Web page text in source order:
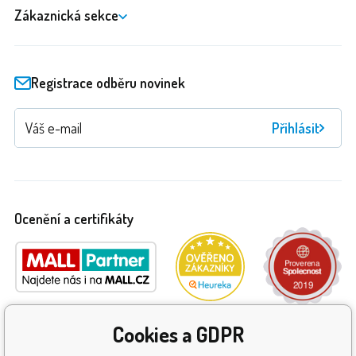
Zákaznická sekce
Registrace odběru novinek
Přihlásit
Ocenění a certifikáty
Cookies a GDPR